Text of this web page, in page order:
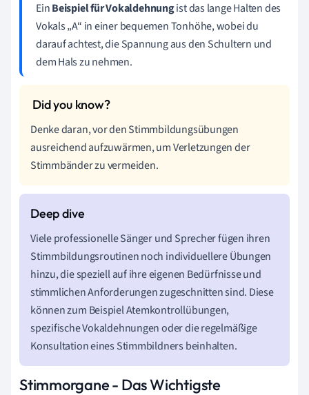
EinBeispiel für Vokaldehnungist das lange Halten des
Vokals „A“ in einer bequemen Tonhöhe, wobei du
darauf achtest, die Spannung aus den Schultern und
dem Hals zu nehmen.
Denke daran, vor den Stimmbildungsübungen
ausreichend aufzuwärmen, um Verletzungen der
Stimmbänder zu vermeiden.
Viele professionelle Sänger und Sprecher fügen ihren
Stimmbildungsroutinen noch individuellere Übungen
hinzu, die speziell auf ihre eigenen Bedürfnisse und
stimmlichen Anforderungen zugeschnitten sind. Diese
können zum Beispiel Atemkontrollübungen,
spezifische Vokaldehnungen oder die regelmäßige
Konsultation eines Stimmbildners beinhalten.
Stimmorgane - Das Wichtigste